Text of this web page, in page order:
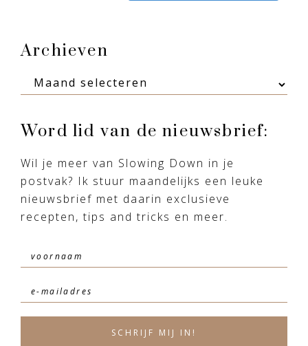
Footer
Archieven
Archieven
Word lid van de nieuwsbrief:
Wil je meer van Slowing Down in je
postvak? Ik stuur maandelijks een leuke
nieuwsbrief met daarin exclusieve
recepten, tips and tricks en meer.